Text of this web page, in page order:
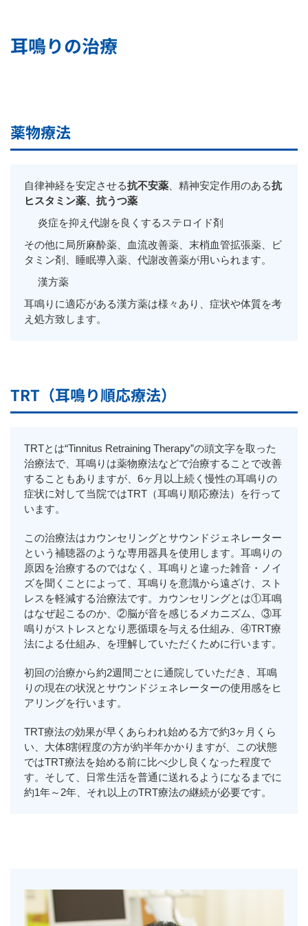
耳鳴りの治療
薬物療法
自律神経を安定させる抗不安薬 、精神安定作用のある抗
ヒスタミン薬、抗うつ薬
炎症を抑え代謝を良くするステロイド剤
その他に局所麻酔薬、血流改善薬、末梢血管拡張薬、ビ
タミン剤、睡眠導入薬、代謝改善薬が用いられます。
漢方薬
耳鳴りに適応がある漢方薬は様々あり、症状や体質を考
え処方致します。
TRT（耳鳴り順応療法）
TRTとは“Tinnitus Retraining Therapy”の頭文字を取った
治療法で、耳鳴りは薬物療法などで治療することで改善
することもありますが、6ヶ月以上続く慢性の耳鳴りの
症状に対して当院ではTRT（耳鳴り順応療法）を行って
います。
この治療法はカウンセリングとサウンドジェネレーター
という補聴器のような専用器具を使用します。耳鳴りの
原因を治療するのではなく、耳鳴りと違った雑音・ノイ
ズを聞くことによって、耳鳴りを意識から遠ざけ、スト
レスを軽減する治療法です。カウンセリングとは①耳鳴
はなぜ起こるのか、②脳が音を感じるメカニズム、③耳
鳴りがストレスとなり悪循環を与える仕組み、④TRT療
法による仕組み、を理解していただくために行います。
初回の治療から約2週間ごとに通院していただき、耳鳴
りの現在の状況とサウンドジェネレーターの使用感をヒ
アリングを行います。
TRT療法の効果が早くあらわれ始める方で約3ヶ月くら
い、大体8割程度の方が約半年かかりますが、この状態
ではTRT療法を始める前に比べ少し良くなった程度で
す。そして、日常生活を普通に送れるようになるまでに
約1年～2年、それ以上のTRT療法の継続が必要です。